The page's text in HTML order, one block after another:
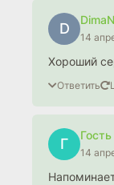
D
14
Хороший
Ответить
Г
14